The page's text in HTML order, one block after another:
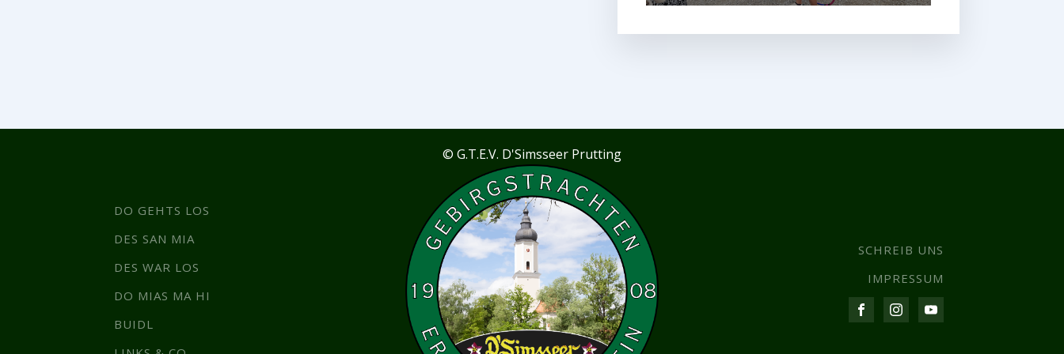
DO GEHTS LOS
DES SAN MIA
DES WAR LOS
DO MIAS MA HI
BUIDL
© G.T.E.V. D'Simsseer Prutting
SCHREIB UNS
IMPRESSUM